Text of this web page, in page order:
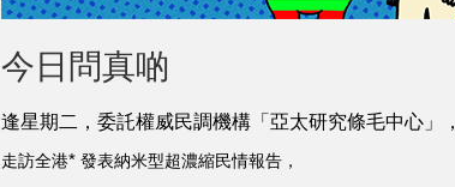
今日問真啲
逢星期二，委託權威民調機構「 亞太研究條毛中心」，
走訪全港* 發表納米型超濃縮民情報告，